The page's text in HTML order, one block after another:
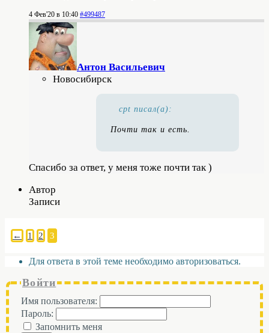
4 Фев'20 в 10:40 #499487
Антон Васильевич
Новосибирск
cpt писал(а):
Почти так и есть.
Спасибо за ответ, у меня тоже почти так )
Автор
Записи
← 1 2 3
Для ответа в этой теме необходимо авторизоваться.
Войти
Имя пользователя:
Пароль:
Запомнить меня